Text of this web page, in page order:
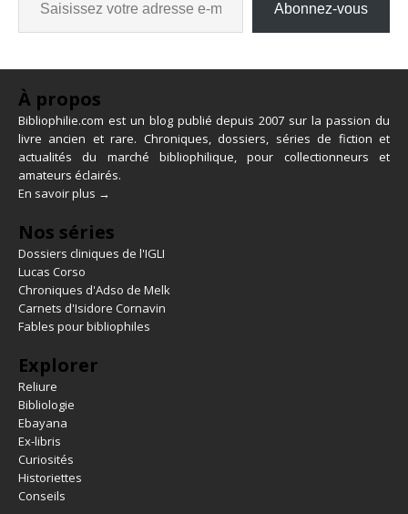
Abonnez-vous
À propos
Bibliophilie.com est un blog publié depuis 2007 sur la passion du
livre ancien et rare. Chroniques, dossiers, séries de fiction et
actualités du marché bibliophilique, pour collectionneurs et
amateurs éclairés.
En savoir plus →
Nos séries
Dossiers cliniques de l'IGLI
Lucas Corso
Chroniques d'Adso de Melk
Carnets d'Isidore Cornavin
Fables pour bibliophiles
Explorer
Reliure
Bibliologie
Ebayana
Ex-libris
Curiosités
Historiettes
Conseils